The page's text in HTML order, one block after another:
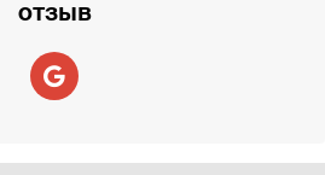
отзыв